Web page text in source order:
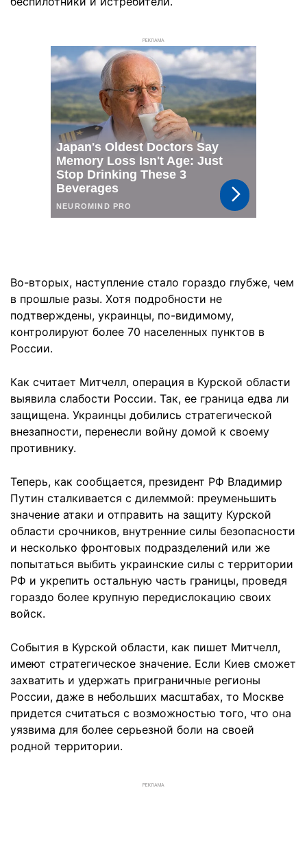
РЕКЛАМА
Во-вторых, наступление стало гораздо глубже, чем
в прошлые разы. Хотя подробности не
подтверждены, украинцы, по-видимому,
контролируют более 70 населенных пунктов в
России.
Как считает Митчелл, операция в Курской области
выявила слабости России. Так, ее граница едва ли
защищена. Украинцы добились стратегической
внезапности, перенесли войну домой к своему
противнику.
Теперь, как сообщается, президент РФ Владимир
Путин сталкивается с дилеммой: преуменьшить
значение атаки и отправить на защиту Курской
области срочников, внутренние силы безопасности
и несколько фронтовых подразделений или же
попытаться выбить украинские силы с территории
РФ и укрепить остальную часть границы, проведя
гораздо более крупную передислокацию своих
войск.
События в Курской области, как пишет Митчелл,
имеют стратегическое значение. Если Киев сможет
захватить и удержать приграничные регионы
России, даже в небольших масштабах, то Москве
придется считаться с возможностью того, что она
уязвима для более серьезной боли на своей
родной территории.
РЕКЛАМА